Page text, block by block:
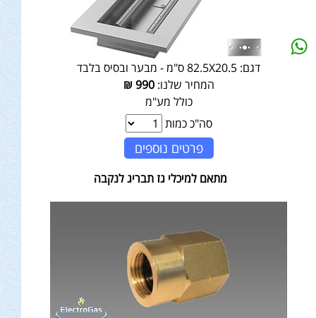
דגם: 82.5X20.5 ס"מ - מבער ובסיס בלבד
המחיר שלנו:990
₪
כולל מע"מ
סה"כ כמות
פרטים נוספים
מתאם למיכלי גז תבריג לנקבה